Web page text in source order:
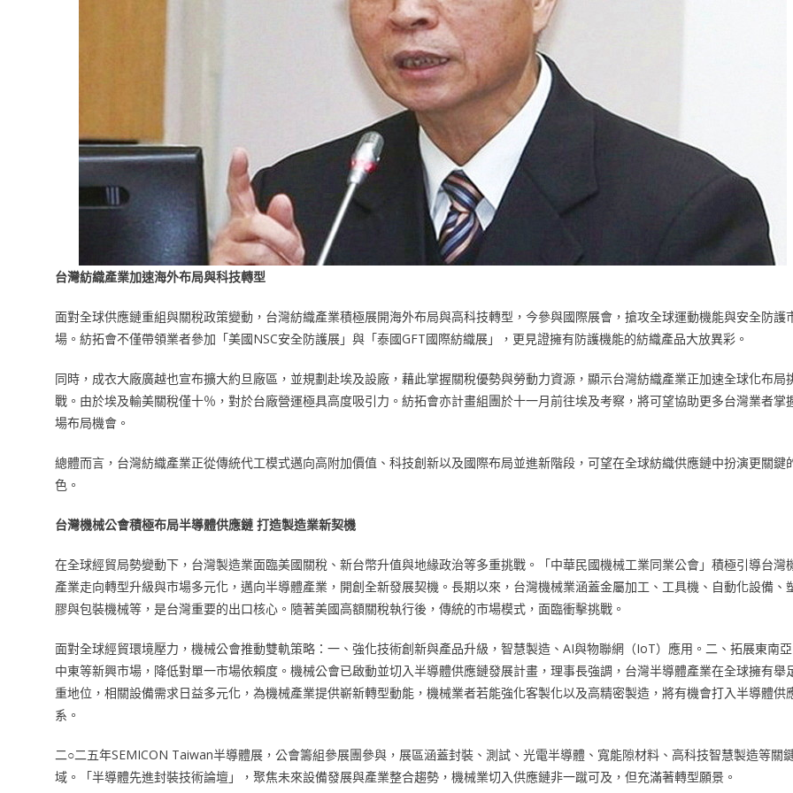
台灣紡織產業加速海外布局與科技轉型
面對全球供應鏈重組與關稅政策變動，台灣紡織產業積極展開海外布局與高科技轉型，今參與國際展會，搶攻全球運動機能與安全防護
場。紡拓會不僅帶領業者參加「美國NSC安全防護展」與「泰國GFT國際紡織展」，更見證擁有防護機能的紡織產品大放異彩。
同時，成衣大廠廣越也宣布擴大約旦廠區，並規劃赴埃及設廠，藉此掌握關稅優勢與勞動力資源，顯示台灣紡織產業正加速全球化布局
戰。由於埃及輸美關稅僅十％，對於台廠營運極具高度吸引力。紡拓會亦計畫組團於十一月前往埃及考察，將可望協助更多台灣業者掌
場布局機會。
總體而言，台灣紡織產業正從傳統代工模式邁向高附加價值、科技創新以及國際布局並進新階段，可望在全球紡織供應鏈中扮演更關鍵
色。
台灣機械公會積極布局半導體供應鏈 打造製造業新契機
在全球經貿局勢變動下，台灣製造業面臨美國關稅、新台幣升值與地緣政治等多重挑戰。「中華民國機械工業同業公會」積極引導台灣
產業走向轉型升級與市場多元化，邁向半導體產業，開創全新發展契機。長期以來，台灣機械業涵蓋金屬加工、工具機、自動化設備、
膠與包裝機械等，是台灣重要的出口核心。隨著美國高額關稅執行後，傳統的市場模式，面臨衝擊挑戰。
面對全球經貿環境壓力，機械公會推動雙軌策略：一、強化技術創新與產品升級，智慧製造、AI與物聯網（IoT）應用。二、拓展東南
中東等新興市場，降低對單一市場依賴度。機械公會已啟動並切入半導體供應鏈發展計畫，理事長強調，台灣半導體產業在全球擁有舉
重地位，相關設備需求日益多元化，為機械產業提供嶄新轉型動能，機械業者若能強化客製化以及高精密製造，將有機會打入半導體供
系。
二○二五年SEMICON Taiwan半導體展，公會籌組參展團參與，展區涵蓋封裝、測試、光電半導體、寬能隙材料、高科技智慧製造等關
域。「半導體先進封裝技術論壇」，聚焦未來設備發展與產業整合趨勢，機械業切入供應鏈非一蹴可及，但充滿著轉型願景。